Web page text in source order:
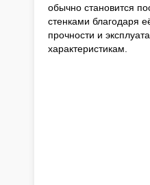
обычно становится
стенками благодаря
прочности и
характеристикам.